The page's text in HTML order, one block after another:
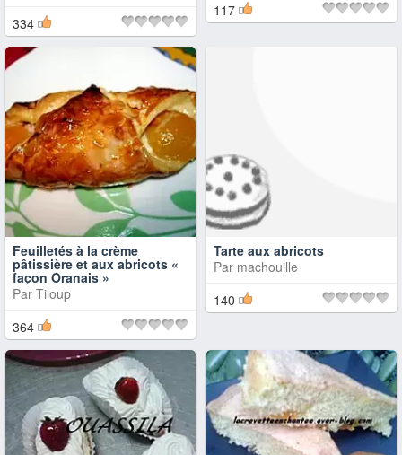
334
117
Feuilletés à la crème
pâtissière et aux abricots «
façon Oranais »
Par Tiloup
364
Tarte aux abricots
Par machouille
140